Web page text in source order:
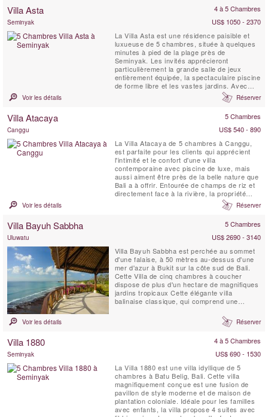
profonde, un espace de fitness et de yoga,
Villa Asta 4 à 5 Chambres
Seminyak
US$ 1050 - 2370
La Villa Asta est une résidence paisible et
luxueuse de 5 chambres, située à quelques
minutes à pied de la plage près de
Seminyak. Les invités apprécieront
particulièrement la grande salle de jeux
entièrement équipée, la spectaculaire piscine
de forme libre et les vastes jardins. Avec
son ambiance raffinée, cette villa est idéale
pour les groupes d’amis ou les familles
de Bali. La Villa Asta est également un lieu ...
Voir les détails Réserver
Villa Atacaya 5 Chambres
Canggu
US$ 540 - 890
La Villa Atacaya de 5 chambres à Canggu,
est parfaite pour les clients qui apprécient
l'intimité et le confort d'une villa
contemporaine avec piscine de luxe, mais
aussi aiment être près de la belle nature que
Bali a à offrir. Entourée de champs de riz et
directement face à la rivière, la propriété
offre une vue imprenable depuis le séjour.
Voir les détails Réserver
Villa Bayuh Sabbha 5 Chambres
Uluwatu
US$ 2690 - 3140
Villa Bayuh Sabbha est perchée au sommet
d'une falaise, à 50 mètres au-dessus d'une
mer d'azur à Bukit sur la côte sud de Bali.
Cette Villa de cinq chambres à coucher
dispose de plus d'un hectare de magnifiques
jardins tropicaux Cette élégante villa
balinaise classique, qui comprend une
autonome, est au complet et dispose
d'installations exceptionnelles, dont deux
une aire de jeux pour enfants....
Voir les détails Réserver
Villa 1880 4 à 5 Chambres
Seminyak
US$ 690 - 1530
La Villa 1880 est une villa idyllique de 5
chambres à Batu Belig, Bali. Cette villa
magnifiquement conçue est une fusion de
pavillon de style moderne et de maison de
plantation coloniale. Idéale pour les familles
avec enfants, la villa propose 4 suites avec